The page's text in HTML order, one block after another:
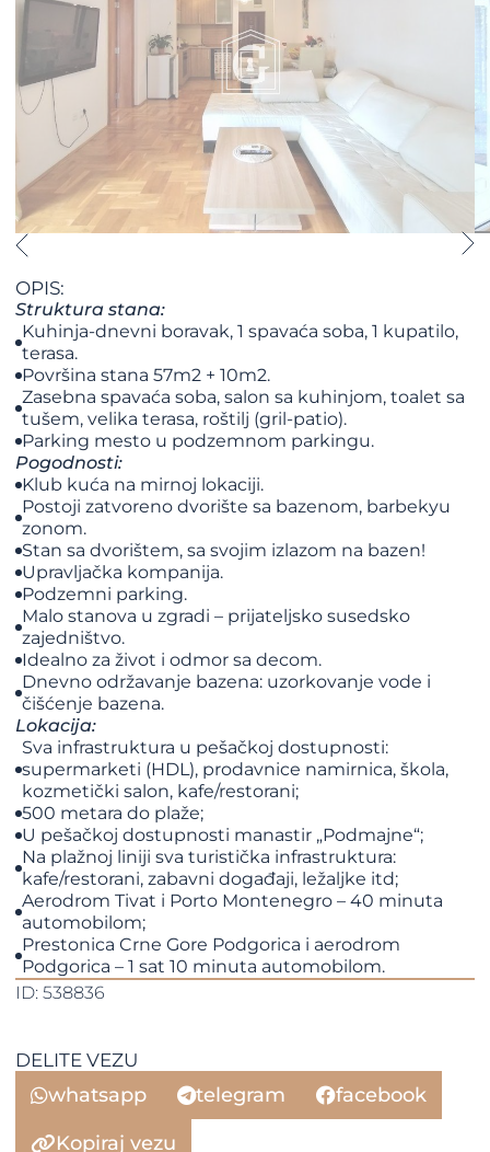
OPIS:
Struktura stana:
Kuhinja-dnevni boravak, 1 spavaća soba, 1 kupatilo,
terasa.
Površina stana 57m2 + 10m2.
Zasebna spavaća soba, salon sa kuhinjom, toalet sa
tušem, velika terasa, roštilj (gril-patio).
Parking mesto u podzemnom parkingu.
Pogodnosti:
Klub kuća na mirnoj lokaciji.
Postoji zatvoreno dvorište sa bazenom, barbekyu
zonom.
Stan sa dvorištem, sa svojim izlazom na bazen!
Upravljačka kompanija.
Podzemni parking.
Malo stanova u zgradi – prijateljsko susedsko
zajedništvo.
Idealno za život i odmor sa decom.
Dnevno održavanje bazena: uzorkovanje vode i
čišćenje bazena.
Lokacija:
Sva infrastruktura u pešačkoj dostupnosti:
supermarketi (HDL), prodavnice namirnica, škola,
kozmetički salon, kafe/restorani;
500 metara do plaže;
U pešačkoj dostupnosti manastir „Podmajne“;
Na plažnoj liniji sva turistička infrastruktura:
kafe/restorani, zabavni događaji, ležaljke itd;
Aerodrom Tivat i Porto Montenegro – 40 minuta
automobilom;
Prestonica Crne Gore Podgorica i aerodrom
Podgorica – 1 sat 10 minuta automobilom.
ID: 538836
DELITE VEZU
whatsapp telegram
facebook
Kopiraj vezu